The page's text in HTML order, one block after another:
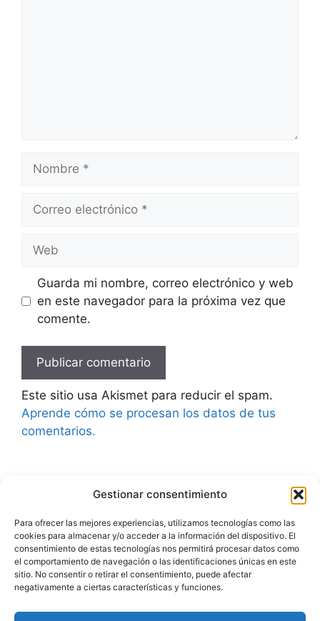
Gestionar consentimiento
Para ofrecer las mejores experiencias, utilizamos tecnologías como las
cookies para almacenar y/o acceder a la información del dispositivo. El
consentimiento de estas tecnologías nos permitirá procesar datos como
el comportamiento de navegación o las identificaciones únicas en este
sitio. No consentir o retirar el consentimiento, puede afectar
negativamente a ciertas características y funciones.
electrónico
Guarda mi nombre, correo electrónico y web
en este navegador para la próxima vez que
comente.
Este sitio usa Akismet para reducir el spam.
Aprende cómo se procesan los datos de tus
comentarios.
Advertencia
Política de privacidad
Aviso legal
Política de cookies